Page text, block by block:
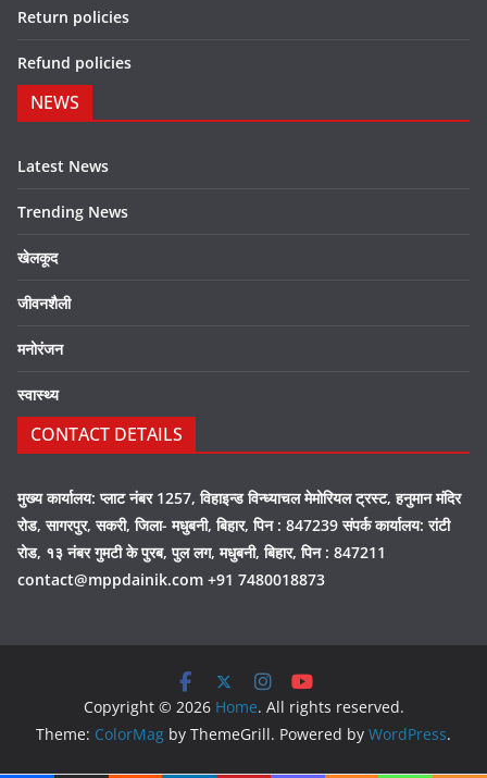
Return policies
Refund policies
NEWS
Latest News
Trending News
खेलकूद
जीवनशैली
मनोरंजन
स्वास्थ्य
CONTACT DETAILS
मुख्य कार्यालय: प्लाट नंबर 1257, विहाइन्ड विन्ध्याचल मेमोरियल ट्रस्ट, हनुमान मंदिर
रोड, सागरपुर, सकरी, जिला- मधुबनी, बिहार, पिन : 847239 संपर्क कार्यालय: रांटी
रोड, १३ नंबर गुमटी के पुरब, पुल लग, मधुबनी, बिहार, पिन : 847211
contact@mppdainik.com +91 7480018873
Copyright © 2026 Home. All rights reserved.
Theme: ColorMag by ThemeGrill. Powered by WordPress.